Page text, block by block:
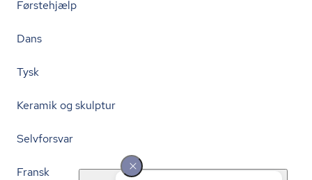
Førstehjælp
Dans
Tysk
Keramik og skulptur
Selvforsvar
Fransk